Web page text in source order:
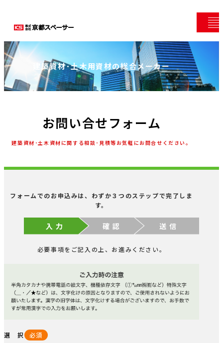
建築資材･土木用資材の総合メーカー
お問い合せフォーム
建築資材･土木資材に関する相談･見積等お気軽にお問合せください。
フォームでのお申込みは、わずか３つのステップで完了しま
す。
入 力 確 認 送 信
必要事項をご記入の上、お進みください。
選 択 必須